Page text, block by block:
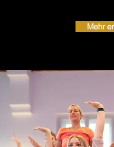
Mehr